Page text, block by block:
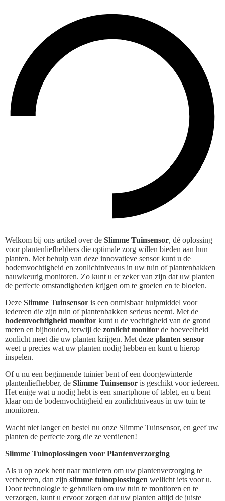
Welkom bij ons artikel over de Slimme Tuinsensor, dé oplossing
voor plantenliefhebbers die optimale zorg willen bieden aan hun
planten. Met behulp van deze innovatieve sensor kunt u de
bodemvochtigheid en zonlichtniveaus in uw tuin of plantenbakken
nauwkeurig monitoren. Zo kunt u er zeker van zijn dat uw planten
de perfecte omstandigheden krijgen om te groeien en te bloeien.
Deze Slimme Tuinsensor is een onmisbaar hulpmiddel voor
iedereen die zijn tuin of plantenbakken serieus neemt. Met de
bodemvochtigheid monitor kunt u de vochtigheid van de grond
meten en bijhouden, terwijl de zonlicht monitor de hoeveelheid
zonlicht meet die uw planten krijgen. Met deze planten sensor
weet u precies wat uw planten nodig hebben en kunt u hierop
inspelen.
Of u nu een beginnende tuinier bent of een doorgewinterde
plantenliefhebber, de Slimme Tuinsensor is geschikt voor iedereen.
Het enige wat u nodig hebt is een smartphone of tablet, en u bent
klaar om de bodemvochtigheid en zonlichtniveaus in uw tuin te
monitoren.
Wacht niet langer en bestel nu onze Slimme Tuinsensor, en geef uw
planten de perfecte zorg die ze verdienen!
Slimme Tuinoplossingen voor Plantenverzorging
Als u op zoek bent naar manieren om uw plantenverzorging te
verbeteren, dan zijn slimme tuinoplossingen wellicht iets voor u.
Door technologie te gebruiken om uw tuin te monitoren en te
verzorgen, kunt u ervoor zorgen dat uw planten altijd de juiste